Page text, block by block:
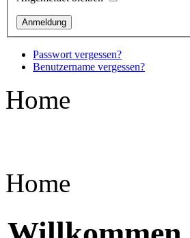
Passwort vergessen?
Benutzername vergessen?
Home
Home